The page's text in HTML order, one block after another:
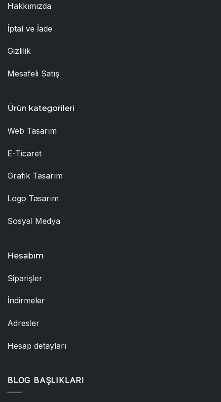
Hakkımızda
İptal ve İade
Gizlilik
Mesafeli Satış
Ürün kategorileri
Web Tasarım
E-Ticaret
Grafik Tasarım
Logo Tasarım
Sosyal Medya
Hesabım
Siparişler
İndirmeler
Adresler
Hesap detayları
BLOG BAŞLIKLARI